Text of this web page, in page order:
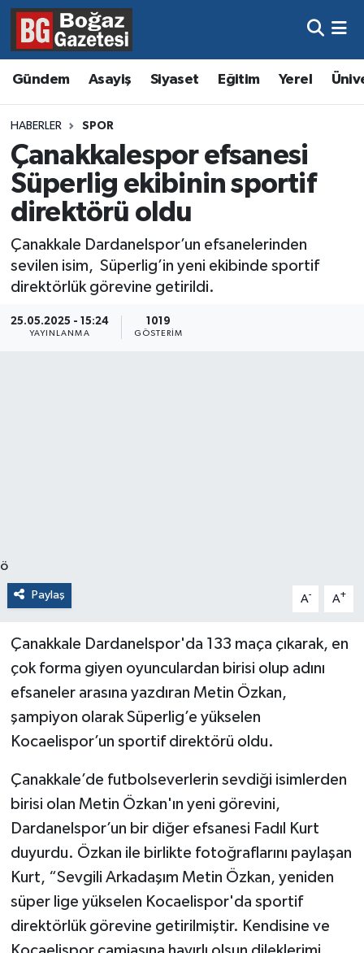
Gündem Asayiş Siyaset Eğitim Yerel
HABERLER SPOR
Çanakkalespor efsanesi
Süperlig ekibinin sportif
direktörü oldu
Çanakkale Dardanelspor’un efsanelerinden
sevilen isim, Süperlig’in yeni ekibinde sportif
direktörlük görevine getirildi.
25.05.2025 - 15:24
YAYINLANMA
1019
GÖSTERIM
ö
Paylaş A- A+
Çanakkale Dardanelspor'da 133 maça çıkarak, en
çok forma giyen oyunculardan birisi olup adını
efsaneler arasına yazdıran Metin Özkan,
şampiyon olarak Süperlig’e yükselen
Kocaelispor’un sportif direktörü oldu.
Çanakkale’de futbolseverlerin sevdiği isimlerden
birisi olan Metin Özkan'ın yeni görevini,
Dardanelspor’un bir diğer efsanesi Fadıl Kurt
duyurdu. Özkan ile birlikte fotoğraflarını paylaşan
Kurt, “Sevgili Arkadaşım Metin Özkan, yeniden
süper lige yükselen Kocaelispor'da sportif
direktörlük görevine getirilmiştir. Kendisine ve
Asayiş
Eğitim
Ekonomi
Gündem
Magazin
Hava Durumu
Trafik Durumu
Süper Lig Puan Durumu ve Fikstür
Tüm Manşetler
Haber Arşivi